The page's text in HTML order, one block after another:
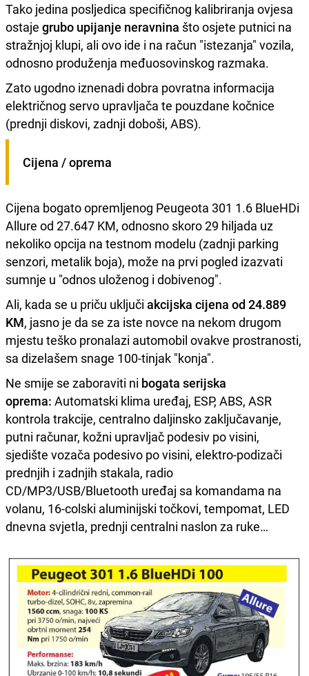
Tako jedina posljedica specifičnog kalibriranja ovjesa
ostaje grubo upijanje neravnina što osjete putnici na
stražnjoj klupi, ali ovo ide i na račun "istezanja" vozila,
odnosno produženja međuosovinskog razmaka.
Zato ugodno iznenadi dobra povratna informacija
električnog servo upravljača te pouzdane kočnice
(prednji diskovi, zadnji doboši, ABS).
Cijena / oprema
Cijena bogato opremljenog Peugeota 301 1.6 BlueHDi
Allure od 27.647 KM, odnosno skoro 29 hiljada uz
nekoliko opcija na testnom modelu (zadnji parking
senzori, metalik boja), može na prvi pogled izazvati
sumnje u "odnos uloženog i dobivenog".
Ali, kada se u priču uključi akcijska cijena od 24.889
KM, jasno je da se za iste novce na nekom drugom
mjestu teško pronalazi automobil ovakve prostranosti,
sa dizelašem snage 100-tinjak "konja".
Ne smije se zaboraviti ni bogata serijska
oprema: Automatski klima uređaj, ESP, ABS, ASR
kontrola trakcije, centralno daljinsko zaključavanje,
putni računar, kožni upravljač podesiv po visini,
sjedište vozača podesivo po visini, elektro-podizači
prednjih i zadnjih stakala, radio
CD/MP3/USB/Bluetooth uređaj sa komandama na
volanu, 16-colski aluminijski točkovi, tempomat, LED
dnevna svjetla, prednji centralni naslon za ruke…